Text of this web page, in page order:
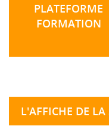
PLATEFORME
FORMATION
L'AFFICHE DE